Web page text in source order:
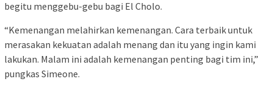
begitu menggebu-gebu bagi El Cholo.
“Kemenangan melahirkan kemenangan. Cara terbaik untuk
merasakan kekuatan adalah menang dan itu yang ingin kami
lakukan. Malam ini adalah kemenangan penting bagi tim ini,”
pungkas Simeone.